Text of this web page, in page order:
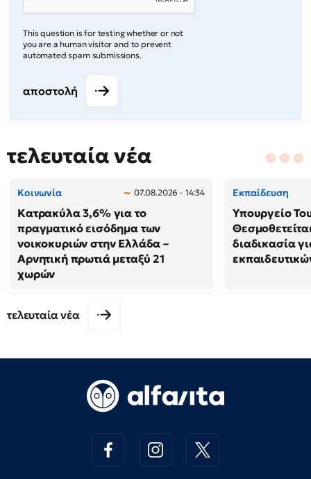
This question is for testing whether or not
you are a human visitor and to prevent
automated spam submissions.
αποστολή
τελευταία νέα
Κοινωνία 07.08.2026 - 14:34
Κατρακύλα 3,6% για το
πραγματικό εισόδημα των
νοικοκυριών στην Ελλάδα –
Αρνητική πρωτιά μεταξύ 21
χωρών
Εκπαίδευση
Υπουργείο
διαδικασία
τελευταία νέα